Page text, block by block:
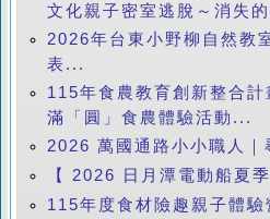
文化親子密室逃脫～消失
2026年台東小野柳自然
表...
115年食農教育創新整合計
滿「圓」食農體驗活動...
2026 萬國通路小小職人｜
【 2026 日月潭電動船夏
115年度食材險趣親子體